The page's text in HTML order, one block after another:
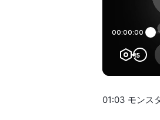
01:03 モンス